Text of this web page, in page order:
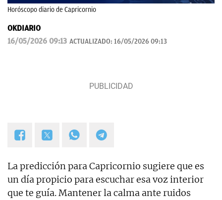
Horóscopo diario de Capricornio
OKDIARIO
16/05/2026 09:13 ACTUALIZADO: 16/05/2026 09:13
La predicción para Capricornio sugiere que es
un día propicio para escuchar esa voz interior
que te guía. Mantener la calma ante ruidos